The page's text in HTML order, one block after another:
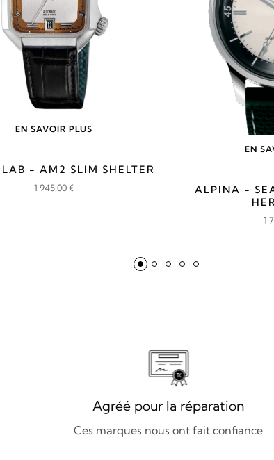
EN SAVOIR PLUS
- AM2 SLIM SHELTER
1 945,00€
EN
ALPINA -
1
Agréé pour la réparation
Ces marques nous ont fait confiance